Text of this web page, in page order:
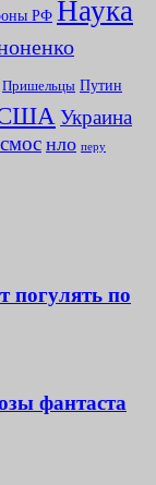
РФ Наука
Пришельцы Путин
Украина
нло перу
погулять по
фантаста